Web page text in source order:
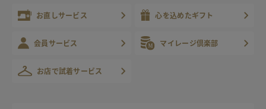
お直しサービス 心を込めたギフト
会員サービス マイレージ倶楽部
お店で試着サービス